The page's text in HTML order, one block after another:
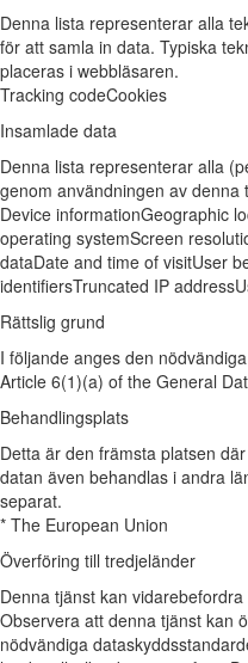
Denna lista representerar alla
för att samla in data. Typiska
placeras i webbläsaren.
Tracking codeCookies
Insamlade data
Denna lista representerar alla
genom användningen av denna
Device informationGeographic
operating systemScreen
dataDate and time of visitUser
identifiersTruncated IP address
Rättslig grund
I följande anges den
Article 6(1)(a) of the General
Behandlingsplats
Detta är den främsta platsen
datan även behandlas i andra
separat.
* The European Union
Överföring till tredjeländer
Denna tjänst kan
Observera att denna tjänst kan
nödvändiga